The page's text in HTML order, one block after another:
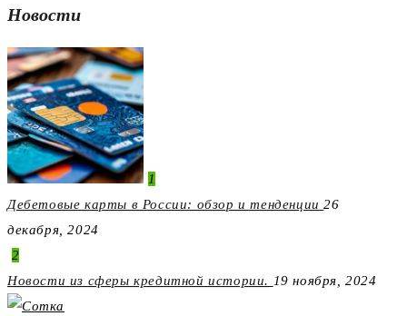
Новости
1
Дебетовые карты в России: обзор и тенденции 26
декабря, 2024
2
Новости из сферы кредитной истории. 19 ноября, 2024